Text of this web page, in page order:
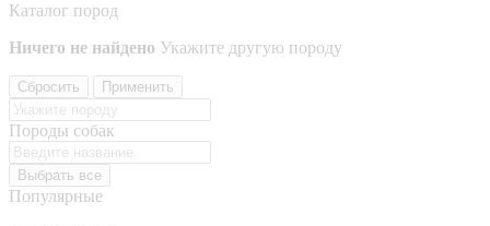
Каталог пород
Ничего не найдено Укажите другую породу
Сбросить Применить
Породы собак
Выбрать все
Популярные